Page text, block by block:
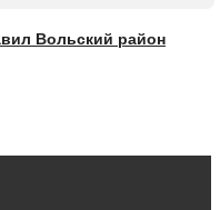
Вольский район